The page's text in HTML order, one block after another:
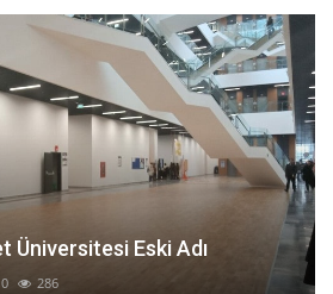
Üniversitesi Eski Adı
0 286